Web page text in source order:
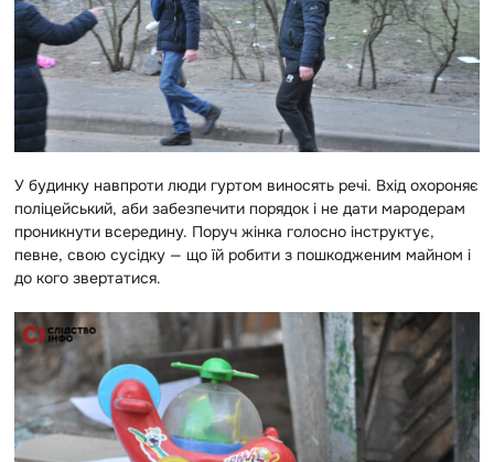
У будинку навпроти люди гуртом виносять речі. Вхід охороняє
поліцейський, аби забезпечити порядок і не дати мародерам
проникнути всередину. Поруч жінка голосно інструктує,
певне, свою сусідку — що їй робити з пошкодженим майном і
до кого звертатися.